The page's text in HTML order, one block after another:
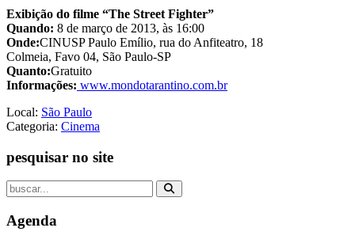
Exibição do filme “The Street Fighter”
Quando: 8 de março de 2013, às 16:00
Onde:CINUSP Paulo Emílio, rua do Anfiteatro, 18
Colmeia, Favo 04, São Paulo-SP
Quanto:Gratuito
Informações: www.mondotarantino.com.br
Local: São Paulo
Categoria: Cinema
pesquisar no site
Agenda